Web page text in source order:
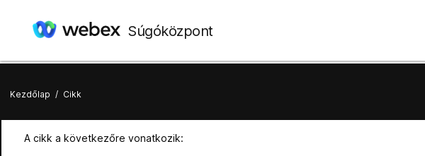
Súgóközpont
Kezdőlap / Cikk
A cikk a következőre vonatkozik: